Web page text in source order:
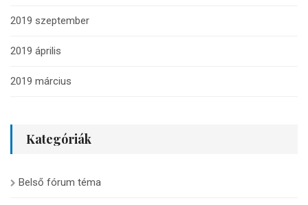
2019 szeptember
2019 április
2019 március
Kategóriák
Belső fórum téma